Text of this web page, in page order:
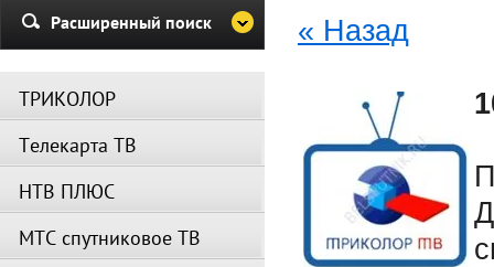
Убедительная просьба в
период не производить поиск
Вещание телеканалов и
сервисов возобновится
автоматически по завершении
профилактических работ.
« Назад
Расширенный поиск
ТРИКОЛОР
Телекарта ТВ
НТВ ПЛЮС
МТС спутниковое ТВ